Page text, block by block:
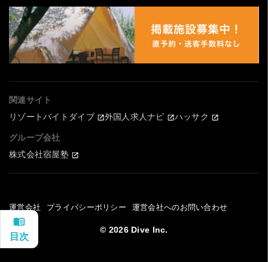
関連サイト
リゾートバイトダイブ
外国人求人ナビ ハッサク
グループ会社
株式会社宿屋塾
運営会社 プライバシーポリシー 運営会社へのお問い合わせ
© 2026 Dive Inc.